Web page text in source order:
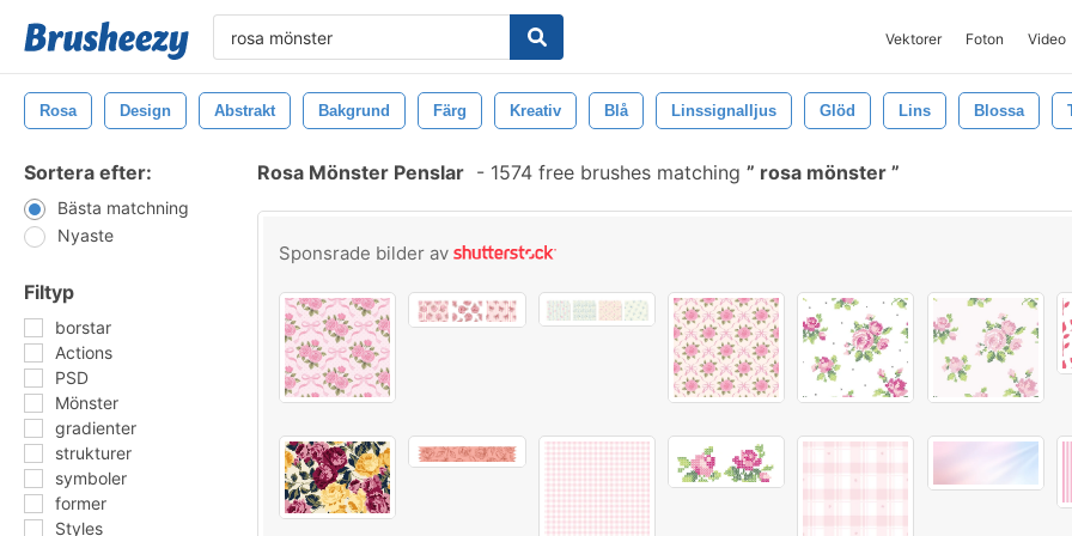
Vektorer Foton Video
Rosa Design Abstrakt Bakgrund Färg Kreativ Blå Linssignalljus Glöd Lins Blossa
Sortera efter:
Bästa matchning
Nyaste
Filtyp
borstar
Actions
PSD
Mönster
gradienter
strukturer
symboler
former
Styles
Rosa Mönster Penslar - 1574 free brushes matching rosa mönster
Sponsrade bilder av